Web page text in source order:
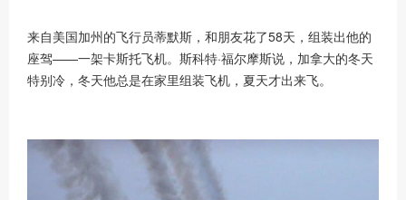
来自美国加州的飞行员蒂默斯，和朋友花了58天，组装出他的
座驾——一架卡斯托飞机。斯科特·福尔摩斯说，加拿大的冬天
特别冷，冬天他总是在家里组装飞机，夏天才出来飞。